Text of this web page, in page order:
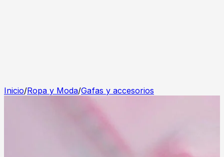
Inicio/Ropa y Moda/Gafas y accesorios